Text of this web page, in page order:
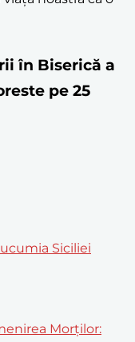
în Biserică a
pe 25
Siciliei
Morților: